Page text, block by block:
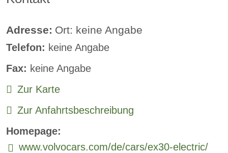
Klimaautomatik:
Lederlenkrad:
verfügbar
Standheizung:
verfügbar
Sprachsteuerung:
Rückfahrkamera
Sitzheizung vorne:
verfügbar
Sitzheizung hinten:
Adresse: Ort: keine Angabe
Telefon: keine Angabe
Fax: keine Angabe
Zur Karte
Zur Anfahrtsbeschreibung
Homepage:
www.volvocars.com/de/cars/ex30-electric/